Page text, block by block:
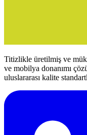
Titizlikle üretilmiş ve
ve mobilya donanımı
uluslararası kalite